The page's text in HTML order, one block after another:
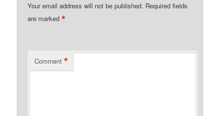
Your email address will not be published. Required fields
are marked*
Comment *